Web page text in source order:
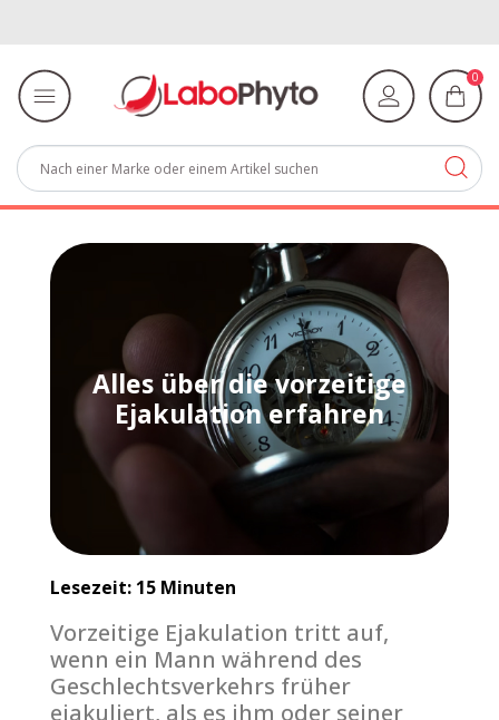
0
Alles über die vorzeitige
Ejakulation erfahren
Lesezeit: 15 Minuten
Vorzeitige Ejakulation tritt auf,
wenn ein Mann während des
Geschlechtsverkehrs früher
ejakuliert, als es ihm oder seiner